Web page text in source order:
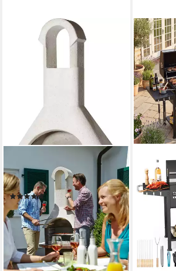
Grillkamin St. Moritz, BxTxH:
110x65x203 cm
373,70 €
18,56 €mtl. in 24 Raten
lieferbar - in 6-8 Werktagen bei dir